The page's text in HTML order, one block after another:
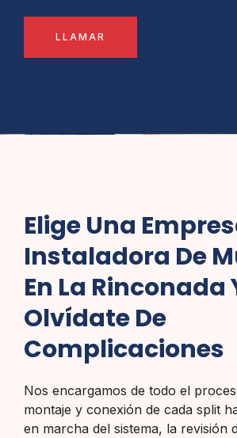
LLAMAR
Elige Una
Instaladora De
En La Rinconada
Olvídate De
Complicaciones
Nos encargamos de todo el
montaje y conexión de cada split
en marcha del sistema, la revisión